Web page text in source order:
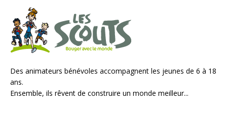
Des animateurs bénévoles accompagnent les jeunes de 6 à 18
ans.
Ensemble, ils rêvent de construire un monde meilleur...